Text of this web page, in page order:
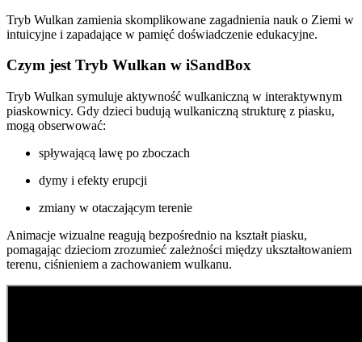
Tryb Wulkan zamienia skomplikowane zagadnienia nauk o Ziemi w
intuicyjne i zapadające w pamięć doświadczenie edukacyjne.
Czym jest Tryb Wulkan w iSandBox
Tryb Wulkan symuluje aktywność wulkaniczną w interaktywnym
piaskownicy. Gdy dzieci budują wulkaniczną strukturę z piasku,
mogą obserwować:
spływającą lawę po zboczach
dymy i efekty erupcji
zmiany w otaczającym terenie
Animacje wizualne reagują bezpośrednio na kształt piasku,
pomagając dzieciom zrozumieć zależności między ukształtowaniem
terenu, ciśnieniem a zachowaniem wulkanu.